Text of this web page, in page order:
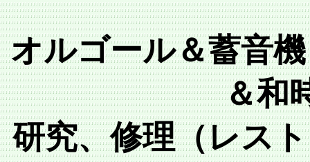
オルゴール＆蓄音
＆和
研究、修理（レス